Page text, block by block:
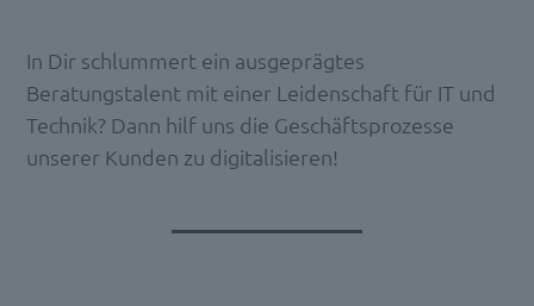
In Dir schlummert ein ausgeprägtes
Beratungstalent mit einer Leidenschaft für IT und
Technik? Dann hilf uns die Geschäftsprozesse
unserer Kunden zu digitalisieren!